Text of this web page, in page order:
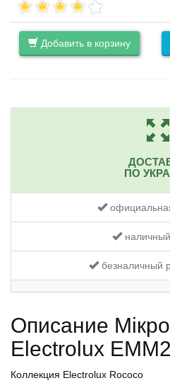
Добавить в корзину
ПО
наличный
безналичный
Описание
Electrolux
Коллекция Electrolux Rococo